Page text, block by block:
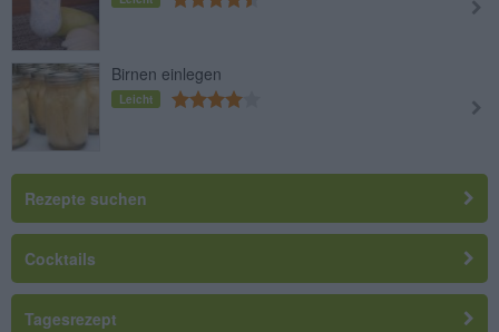
Birnen einlegen
Leicht
Rezepte suchen
Cocktails
Tagesrezept